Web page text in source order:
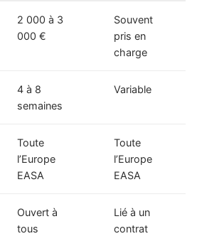
2 000 à 3
000 €
Souvent
pris en
charge
4 à 8
semaines
Variable
Toute
l’Europe
EASA
Toute
l’Europe
EASA
Ouvert à
tous
Lié à un
contrat